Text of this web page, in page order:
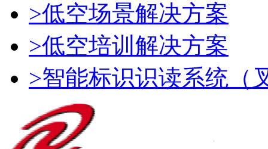
>低空场景解决方案
>低空培训解决方案
>智能标识识读系统（